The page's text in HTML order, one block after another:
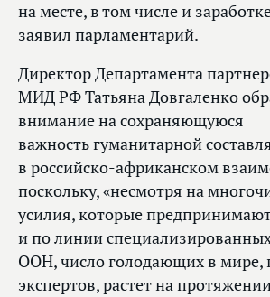
на месте, в том числе и
заявил парламентарий.
Директор Департамента
МИД РФ Татьяна Довгаленко
внимание на сохраняющуюся
важность гуманитарной
в российско-африканском
поскольку, «несмотря на
усилия, которые
и по линии
ООН, число голодающих в мире,
экспертов, растет на